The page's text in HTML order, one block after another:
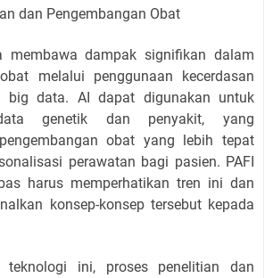
dan Pengembangan Obat
membawa dampak signifikan dalam
melalui penggunaan kecerdasan
big data. AI dapat digunakan untuk
genetik dan penyakit, yang
obat yang lebih tepat
perawatan bagi pasien. PAFI
harus memperhatikan tren ini dan
konsep-konsep tersebut kepada
teknologi ini, proses penelitian dan